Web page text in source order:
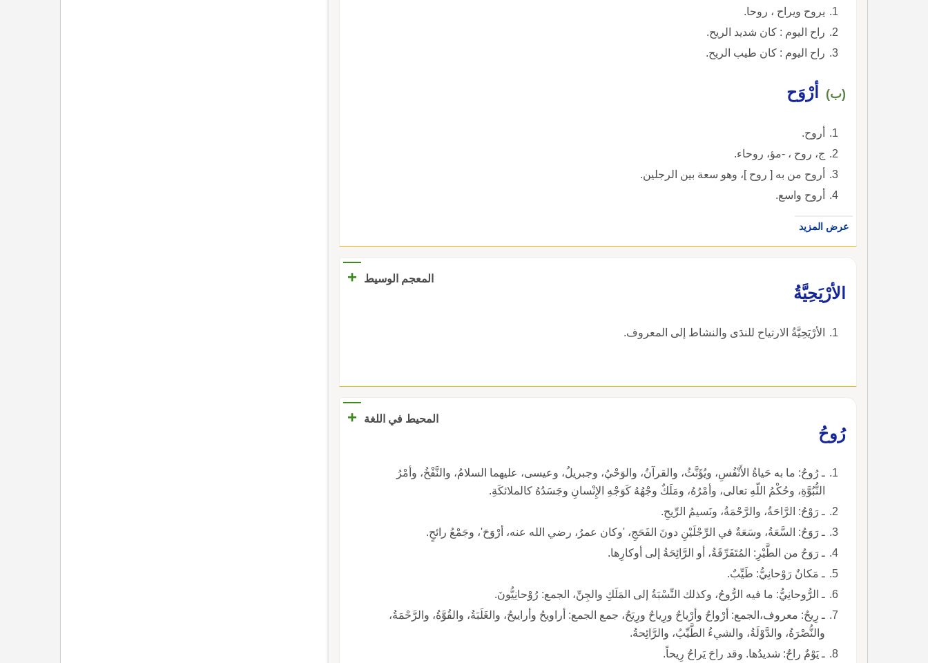
يروح ويراح ، روحا.
راح اليوم : كان شديد الريح.
راح اليوم : كان طيب الريح.
(ب) أرْوَح
أروح.
ج، روح ، -مؤ، روحاء.
أروح من به [ روح ]، وهو سعة بين الرجلين.
أروح واسع.
عرض المزيد
المعجم الوسيط
+
الأرْيَحِيَّةُ
الأرْيَحِيَّةُ الارتياح للندَى والنشاط إلى المعروف.
المحيط في اللغة
+
رُوحُ
ـ رُوحُ: ما به حَياةُ الأَنْفُسِ، ويُؤَنَّثُ، والقرآنُ، والوَحْيُ، وجبريلُ، وعيسى، عليهما السلامُ، والنَّفْخُ، وأمْرُ
النُّبُوَّةِ، وحُكْمُ اللّهِ تعالى، وأمْرُهُ، ومَلَكٌ وجْهُهُ كَوَجْهِ الإِنْسانِ وجَسَدُهُ كالملائكَةِ.
ـ رَوْحُ: الرَّاحَةُ، والرَّحْمَةُ، ونَسيمُ الرِّيحِ.
ـ رَوَحُ: السَّعَةُ، وسَعَةٌ في الرِّجْلَيْنِ دونَ الفَحَجِ، 'وكان عمرُ، رضي الله عنه، أرْوَحَ'، وجَمْعُ رائحٍ.
ـ رَوَحُ من الطَّيْرِ: المُتَفَرِّقَةُ، أو الرَّائِحَةُ إلى أوكارِها.
ـ مَكانٌ رَوْحانِيُّ: طَيِّبٌ.
ـ الرُّوحانِيُّ: ما فيه الرُّوحُ، وكذلك النِّسْبَةُ إلى المَلَكِ والجِنِّ، الجمع: رُوْحانِيُّونَ.
ـ رِيحُ: معروف،الجمع: أرْواحٌ وأرْياحٌ ورِياحٌ ورِيَحٌ، جمع الجمع: أراويحُ وأراييحُ، والغَلَبَةُ، والقُوَّةُ، والرَّحْمَةُ،
والنُّصْرَةُ، والدَّوْلَةُ، والشيءُ الطَّيِّبُ، والرَّائِحةُ.
ـ يَوْمٌ راحٌ: شديدُها. وقد راحَ يَراحُ رِيحاً.